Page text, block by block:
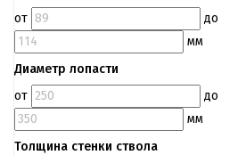
от
до
мм
Диаметр лопасти
от
до
мм
Толщина стенки ствола